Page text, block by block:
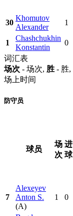
30
Khomutov
Alexander
1
1
Chashchukhin
Konstantin
0
词汇表
场次 - 场次, 胜 - 胜,
场上时间
防守员
球员
场
次
进
球
7
Alexeyev
Anton S.
(A)
1 0